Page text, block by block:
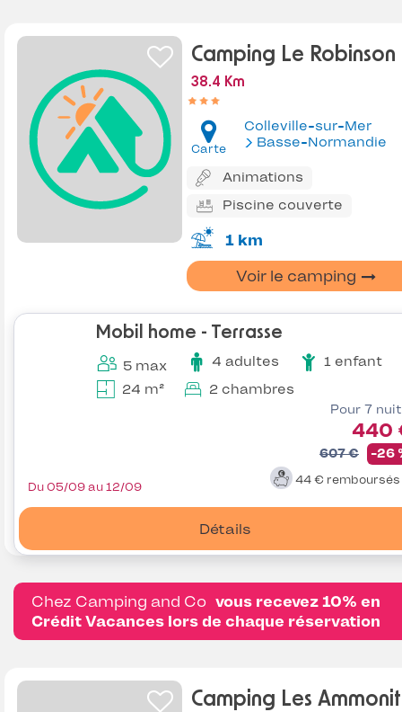
Camping Le Robinson
38.4 Km
Carte
Colleville-sur-Mer
Basse-Normandie
Animations
Piscine couverte
1 km
Voir le camping
Mobil home - Terrasse
5 max 4 adultes
1 enfant
24 m²
2 chambres
Pour 7
440
607 € -26
44 € remboursés
Détails
Du 05/09 au 12/09
Chez Camping and Co vous recevez 10% en
Crédit Vacances lors de chaque réservation
Camping Les